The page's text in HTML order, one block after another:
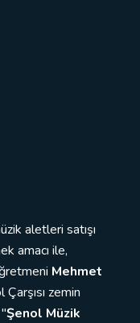
aletleri satışı
amacı ile,
Mehmet
zemin
Şenol Müzik